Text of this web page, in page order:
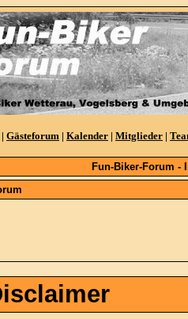
| Gästeforum | Kalender | Mitglieder |
Fun-Biker-Forum -